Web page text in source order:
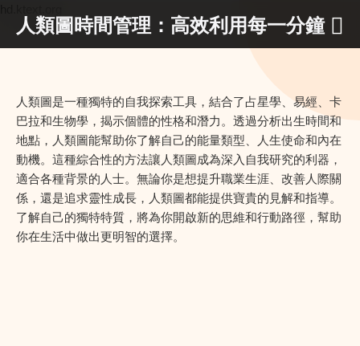
人類圖時間管理：高效利用每一分鐘
人類圖是一種獨特的自我探索工具，結合了占星學、易經、卡
巴拉和生物學，揭示個體的性格和潛力。透過分析出生時間和
地點，人類圖能幫助你了解自己的能量類型、人生使命和內在
動機。這種綜合性的方法讓人類圖成為深入自我研究的利器，
適合各種背景的人士。無論你是想提升職業生涯、改善人際關
係，還是追求靈性成長，人類圖都能提供寶貴的見解和指導。
了解自己的獨特特質，將為你開啟新的思維和行動路徑，幫助
你在生活中做出更明智的選擇。